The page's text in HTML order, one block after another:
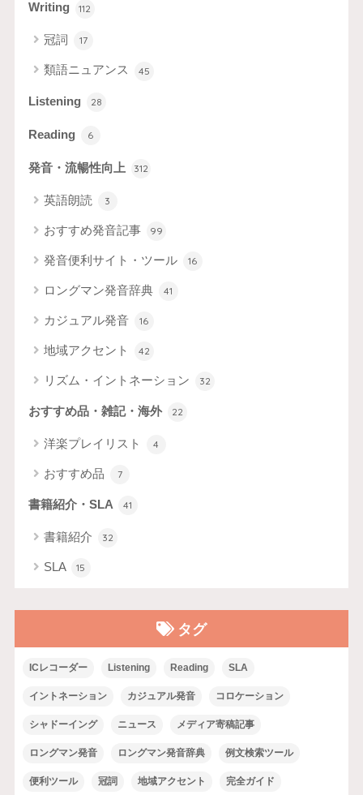
Writing 112
冠詞 17
類語ニュアンス 45
Listening 28
Reading 6
発音・流暢性向上 312
英語朗読 3
おすすめ発音記事 99
発音便利サイト・ツール 16
ロングマン発音辞典 41
カジュアル発音 16
地域アクセント 42
リズム・イントネーション 32
おすすめ品・雑記・海外 22
洋楽プレイリスト 4
おすすめ品 7
書籍紹介・SLA 41
書籍紹介 32
SLA 15
タグ
ICレコーダー Listening Reading SLA
イントネーション カジュアル発音 コロケーション
シャドーイング ニュース メディア寄稿記事
ロングマン発音 ロングマン発音辞典 例文検索ツール
便利ツール 冠詞 地域アクセント 完全ガイド